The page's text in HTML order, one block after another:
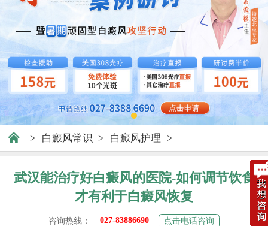
> 白癜风常识 > 白癜风护理 >
武汉能治疗好白癜风的医院-如何调节饮食
才有利于白癜风恢复
咨询热线： 027-83886690 点击电话咨询